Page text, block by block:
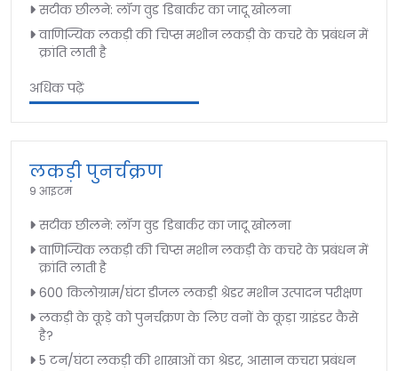
सटीक छीलने: लॉग वुड डिबार्कर का जादू खोलना
वाणिज्यिक लकड़ी की चिप्स मशीन लकड़ी के कचरे के प्रबंधन में
क्रांति लाती है
अधिक पढ़ें
लकड़ी पुनर्चक्रण
9 आइटम
सटीक छीलने: लॉग वुड डिबार्कर का जादू खोलना
वाणिज्यिक लकड़ी की चिप्स मशीन लकड़ी के कचरे के प्रबंधन में
क्रांति लाती है
600 किलोग्राम/घंटा डीजल लकड़ी श्रेडर मशीन उत्पादन परीक्षण
लकड़ी के कूड़े को पुनर्चक्रण के लिए वनों के कूड़ा ग्राइंडर कैसे
है?
5 टन/घंटा लकड़ी की शाखाओं का श्रेडर, आसान कचरा प्रबंधन